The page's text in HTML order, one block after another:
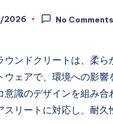
2026 No Comments
ウンドクリートは、柔
ェアで、環境への影
識のデザインを組み
リートに対応し、耐久